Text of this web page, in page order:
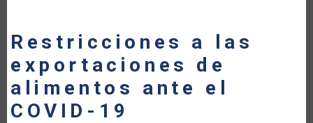
A
LA
NAVEGACIÓN
Restricciones a las
exportaciones de
alimentos ante el
COVID-19